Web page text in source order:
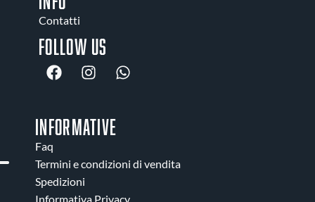
Contatti
Follow us
INFORMATIVE
Faq
Termini e condizioni di vendita
Spedizioni
Informativa Privacy